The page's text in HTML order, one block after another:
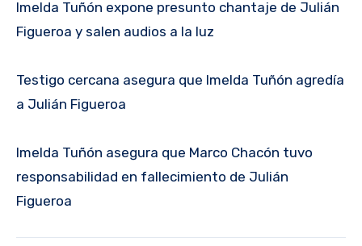
Imelda Tuñón expone presunto chantaje de Julián
Figueroa y salen audios a la luz
Testigo cercana asegura que Imelda Tuñón agredía
a Julián Figueroa
Imelda Tuñón asegura que Marco Chacón tuvo
responsabilidad en fallecimiento de Julián
Figueroa